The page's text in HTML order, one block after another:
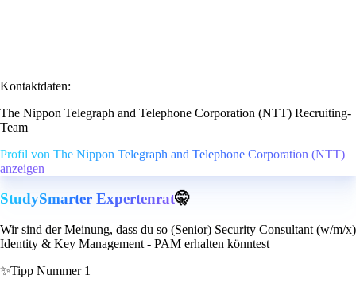
Kontaktdaten:
The Nippon Telegraph and Telephone Corporation (NTT) Recruiting-
Team
Profil von The Nippon Telegraph and Telephone Corporation (NTT)
anzeigen
StudySmarter Expertenrat🤫
Wir sind der Meinung, dass du so (Senior) Security Consultant (w/m/x)
Identity & Key Management - PAM erhalten könntest
✨Tipp Nummer 1